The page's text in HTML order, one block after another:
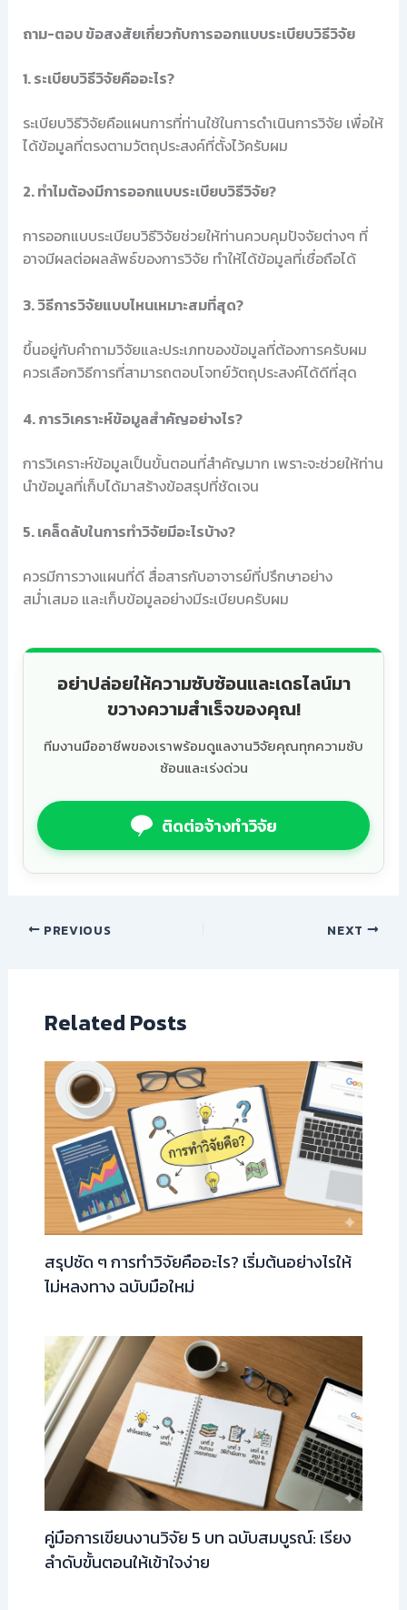
ถาม-ตอบ ข้อสงสัยเกี่ยวกับการออกแบบระเบียบวิธีวิจัย
1. ระเบียบวิธีวิจัยคืออะไร?
ระเบียบวิธีวิจัยคือแผนการที่ท่านใช้ในการดำเนินการวิจัย เพื่อให้
ได้ข้อมูลที่ตรงตามวัตถุประสงค์ที่ตั้งไว้ครับผม
2. ทำไมต้องมีการออกแบบระเบียบวิธีวิจัย?
การออกแบบระเบียบวิธีวิจัยช่วยให้ท่านควบคุมปัจจัยต่างๆ ที่
อาจมีผลต่อผลลัพธ์ของการวิจัย ทำให้ได้ข้อมูลที่เชื่อถือได้
3. วิธีการวิจัยแบบไหนเหมาะสมที่สุด?
ขึ้นอยู่กับคำถามวิจัยและประเภทของข้อมูลที่ต้องการครับผม
ควรเลือกวิธีการที่สามารถตอบโจทย์วัตถุประสงค์ได้ดีที่สุด
4. การวิเคราะห์ข้อมูลสำคัญอย่างไร?
การวิเคราะห์ข้อมูลเป็นขั้นตอนที่สำคัญมาก เพราะจะช่วยให้ท่าน
นำข้อมูลที่เก็บได้มาสร้างข้อสรุปที่ชัดเจน
5. เคล็ดลับในการทำวิจัยมีอะไรบ้าง?
ควรมีการวางแผนที่ดี สื่อสารกับอาจารย์ที่ปรึกษาอย่าง
สม่ำเสมอ และเก็บข้อมูลอย่างมีระเบียบครับผม
อย่าปล่อยให้ความซับซ้อนและเดธไลน์มา
ขวางความสำเร็จของคุณ!
ทีมงานมืออาชีพของเราพร้อมดูแลงานวิจัยคุณทุกความซับ
ซ้อนและเร่งด่วน
ติดต่อจ้างทำวิจัย
PREVIOUS NEXT
Related Posts
สรุปชัด ๆ การทำวิจัยคืออะไร? เริ่มต้นอย่างไรให้
ไม่หลงทาง ฉบับมือใหม่
คู่มือการเขียนงานวิจัย 5 บท ฉบับสมบูรณ์: เรียง
ลำดับขั้นตอนให้เข้าใจง่าย